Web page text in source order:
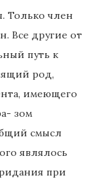
Только член
Все другие от
путь к
род,
имеющего
зом
смысл
являлось
при